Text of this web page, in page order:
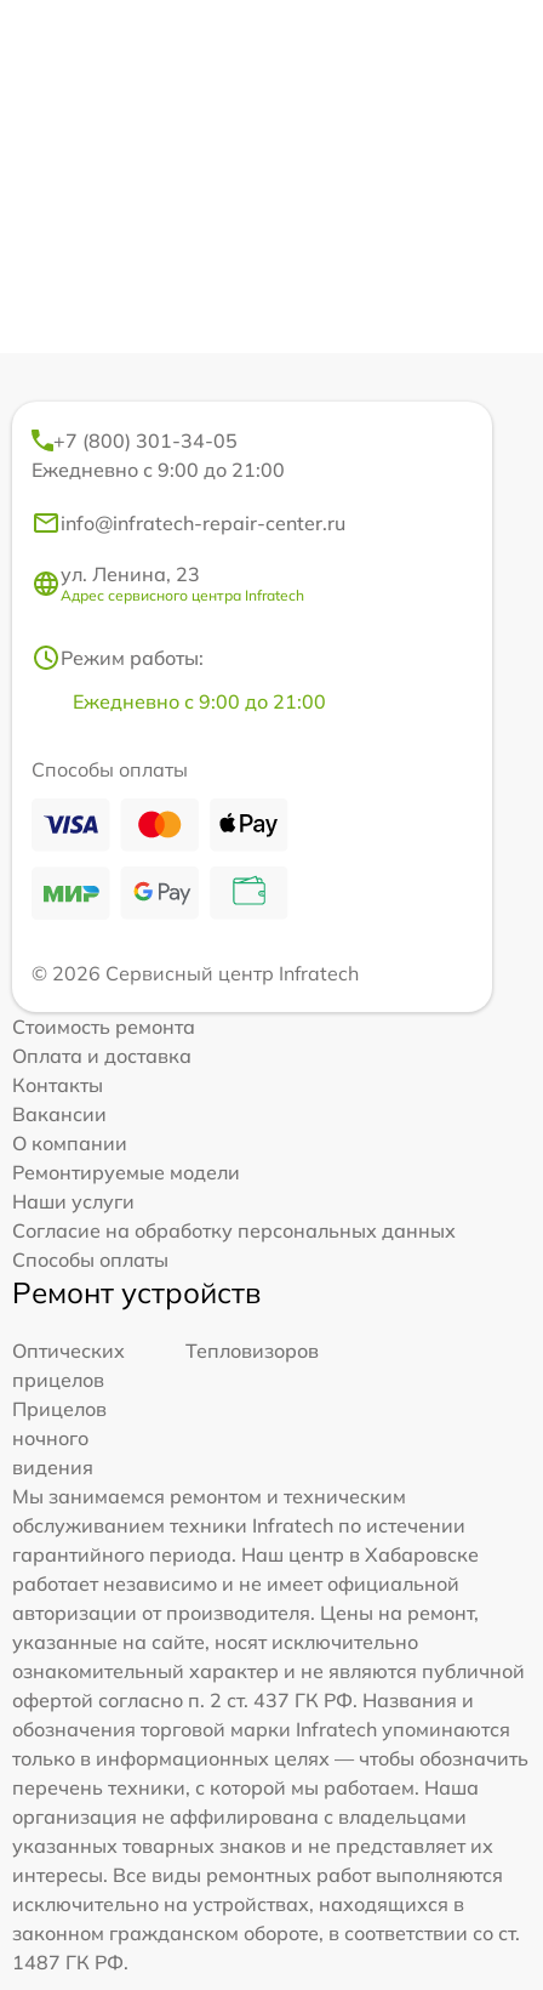
+7 (800) 301-34-05
Ежедневно с 9:00 до 21:00
info@infratech-repair-center.ru
ул. Ленина, 23
Адрес сервисного центра Infratech
Режим работы:
Ежедневно с 9:00 до 21:00
Способы оплаты
© 2026 Сервисный центр Infratech
Стоимость ремонта
Оплата и доставка
Контакты
Вакансии
О компании
Ремонтируемые модели
Наши услуги
Согласие на обработку персональных данных
Способы оплаты
Ремонт устройств
Оптических
прицелов
Тепловизоров
Прицелов
ночного
видения
Мы занимаемся ремонтом и техническим
обслуживанием техники Infratech по истечении
гарантийного периода. Наш центр в Хабаровске
работает независимо и не имеет официальной
авторизации от производителя. Цены на ремонт,
указанные на сайте, носят исключительно
ознакомительный характер и не являются публичной
офертой согласно п. 2 ст. 437 ГК РФ. Названия и
обозначения торговой марки Infratech упоминаются
только в информационных целях — чтобы обозначить
перечень техники, с которой мы работаем. Наша
организация не аффилирована с владельцами
указанных товарных знаков и не представляет их
интересы. Все виды ремонтных работ выполняются
исключительно на устройствах, находящихся в
законном гражданском обороте, в соответствии со ст.
1487 ГК РФ.